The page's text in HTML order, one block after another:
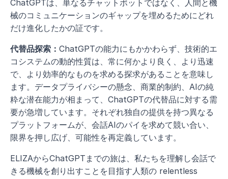
ChatGPTは、単なるチャットボットではなく、人間と機
械のコミュニケーションのギャップを埋めるためにどれ
だけ進化したかの証です。
代替品探索： ChatGPTの能力にもかかわらず、技術的エ
コシステムの動的性質は、常に何かより良く、より迅速
で、より効率的なものを求める探求があることを意味し
ます。データプライバシーの懸念、商業的制約、AIの純
粋な潜在能力が相まって、ChatGPTの代替品に対する需
要が急増しています。それぞれ独自の提供を持つ異なる
プラットフォームが、会話AIのパイを求めて競い合い、
限界を押し広げ、可能性を再定義しています。
ELIZAからChatGPTまでの旅は、私たちを理解し会話で
きる機械を創り出すことを目指す人類の relentless